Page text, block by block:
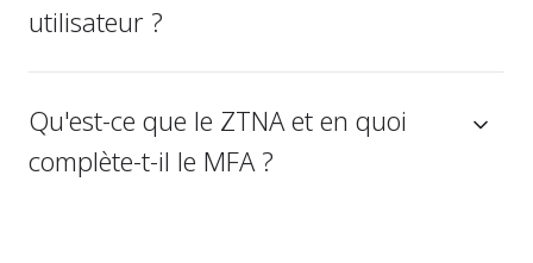
utilisateur ?
Qu'est-ce que le ZTNA et en quoi
complète-t-il le MFA ?